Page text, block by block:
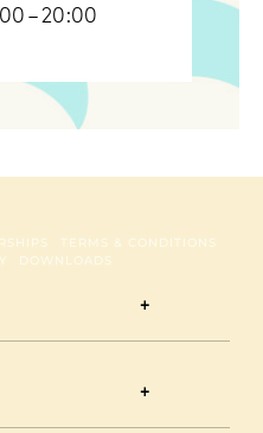
– 20:00
TERMS & CONDITIONS
DOWNLOADS